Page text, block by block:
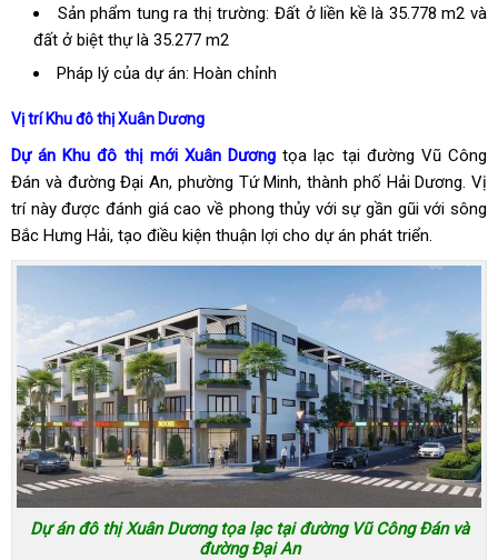
Sản phẩm tung ra thị trường: Đất ở liền kề là 35.778 m2 và
đất ở biệt thự là 35.277 m2
Pháp lý của dự án: Hoàn chỉnh
Vị trí Khu đô thị Xuân Dương
Dự án Khu đô thị mới Xuân Dương tọa lạc tại đường Vũ Công
Đán và đường Đại An, phường Tứ Minh, thành phố Hải Dương. Vị
trí này được đánh giá cao về phong thủy với sự gần gũi với sông
Bắc Hưng Hải, tạo điều kiện thuận lợi cho dự án phát triển.
Dự án đô thị Xuân Dương tọa lạc tại đường Vũ Công Đán và
đường Đại An